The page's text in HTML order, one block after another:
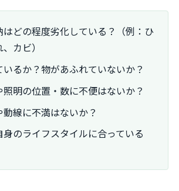
はどの程度劣化している？（例：ひ
カビ）
るか？物があふれていないか？
照明の位置・数に不便はないか？
線に不満はないか？
のライフスタイルに合っている